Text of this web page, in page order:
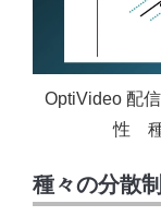
OptiVideo 配
性 種
種々の分散